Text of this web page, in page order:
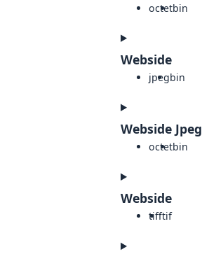
octetbin
Webside
jpegbin
Webside
octetbin
Webside
tifftif